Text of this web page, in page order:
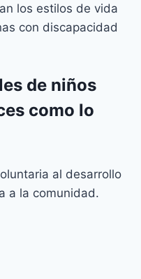
los estilos de vida
con discapacidad
de niños
como lo
al desarrollo
a la comunidad.